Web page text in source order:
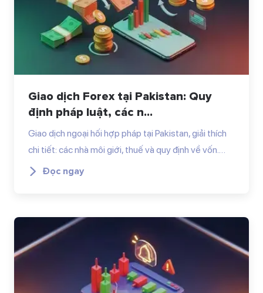
Giao dịch Forex tại Pakistan: Quy
định pháp luật, các n...
Giao dịch ngoại hối hợp pháp tại Pakistan, giải thích
chi tiết: các nhà môi giới, thuế và quy định về vốn.…
Đọc ngay